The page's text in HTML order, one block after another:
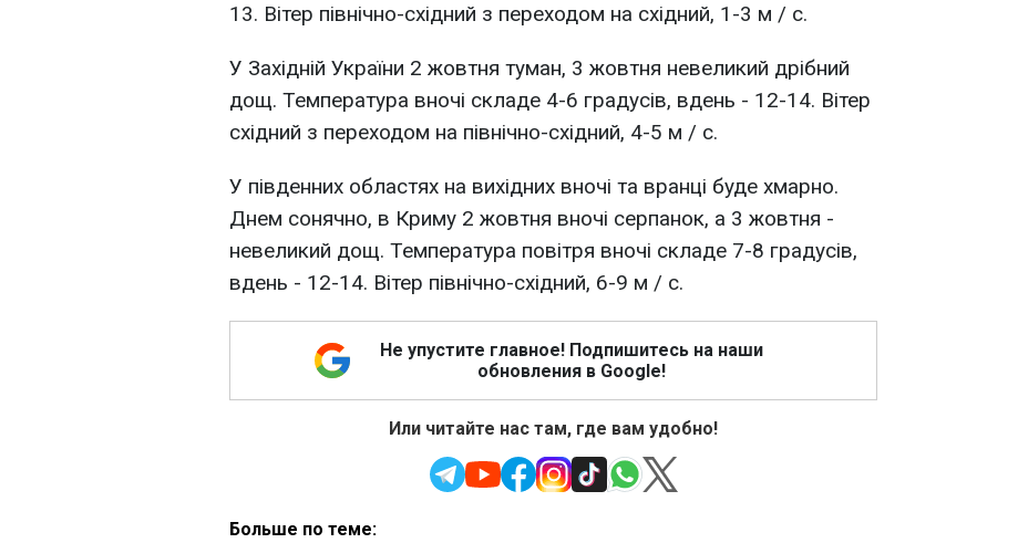
13. Вітер північно-східний з переходом на східний, 1-3 м / с.
У Західній України 2 жовтня туман, 3 жовтня невеликий дрібний
дощ. Температура вночі складе 4-6 градусів, вдень - 12-14. Вітер
східний з переходом на північно-східний, 4-5 м / с.
У південних областях на вихідних вночі та вранці буде хмарно.
Днем сонячно, в Криму 2 жовтня вночі серпанок, а 3 жовтня -
невеликий дощ. Температура повітря вночі складе 7-8 градусів,
вдень - 12-14. Вітер північно-східний, 6-9 м / с.
Не упустите главное! Подпишитесь на наши
обновления в Google!
Или читайте нас там, где вам удобно!
Больше по теме: